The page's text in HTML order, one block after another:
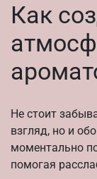
Как
Не стоит
взгляд, но и
моментально
помогая